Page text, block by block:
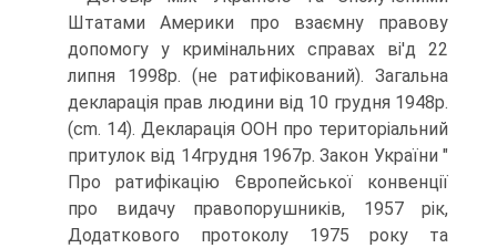
Штатами Америки про взаємну правову
допомогу у кримінальних справах ві'д 22
липня 1998р. (не ратифікований). Загальна
декларація прав людини від 10 грудня 1948р.
(cm. 14). Декларація ООН про територіальний
притулок від 14грудня 1967р. Закон України "
Про ратифікацію Європейської конвенції
про видачу правопорушників, 1957 рік,
Додаткового протоколу 1975 року та